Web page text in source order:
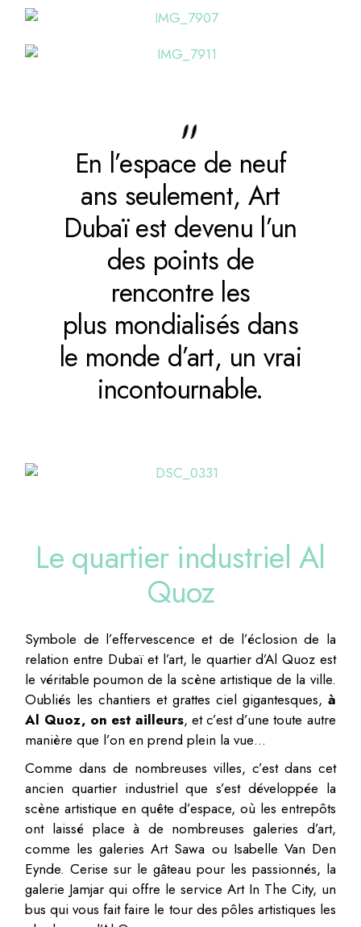
En l’espace de neuf
ans seulement, Art
Dubaï est devenu l’un
des points de
rencontre les
plus mondialisés dans
le monde d’art, un vrai
incontournable.
Le quartier industriel Al
Quoz
Symbole de l’effervescence et de l’éclosion de la
relation entre Dubaï et l’art, le quartier d’Al Quoz est
le véritable poumon de la scène artistique de la ville.
Oubliés les chantiers et grattes­ ciel gigantesques, à
Al Quoz, on est ailleurs, et c’est d’une toute autre
manière que l’on en prend plein la vue…
Comme dans de nombreuses villes, c’est dans cet
ancien quartier industriel que s’est développée la
scène artistique en quête d’espace, où les entrepôts
ont laissé place à de nombreuses galeries d’art,
comme les galeries Art Sawa ou Isabelle Van Den
Eynde. Cerise sur le gâteau pour les passionnés, la
galerie Jamjar qui offre le service Art In The City, un
bus qui vous fait faire le tour des pôles artistiques les